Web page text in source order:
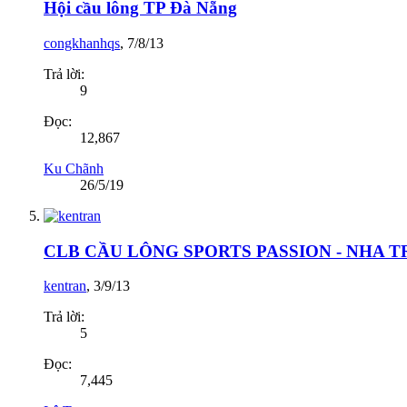
Hội cầu lông TP Đà Nẵng
congkhanhqs, 7/8/13
Trả lời:
9
Đọc:
12,867
Ku Chãnh
26/5/19
CLB CẦU LÔNG SPORTS PASSION - NHA
kentran, 3/9/13
Trả lời:
5
Đọc:
7,445